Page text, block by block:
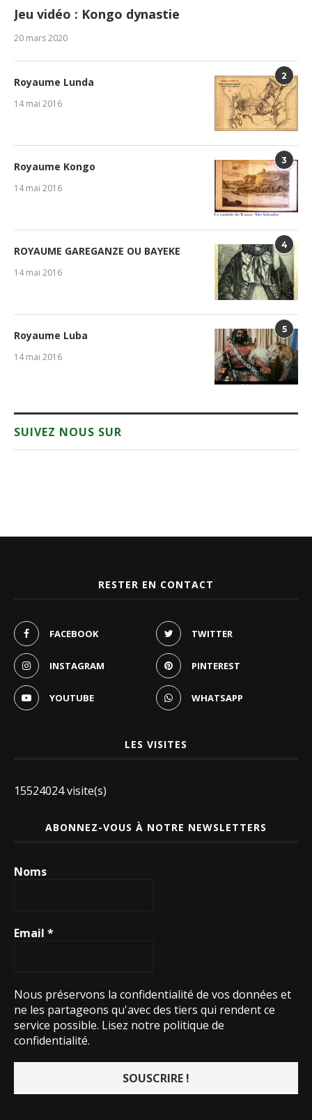
Jeu vidéo : Kongo dynastie
20 mars 2020
2
Royaume Lunda
14 mai 2016
3
Royaume Kongo
14 mai 2016
4
ROYAUME GAREGANZE OU BAYEKE
14 mai 2016
5
Royaume Luba
14 mai 2016
SUIVEZ NOUS SUR
RESTER EN CONTACT
FACEBOOK TWITTER
INSTAGRAM PINTEREST
YOUTUBE WHATSAPP
LES VISITES
15524024 visite(s)
ABONNEZ-VOUS À NOTRE NEWSLETTERS
Noms
Email *
Nous préservons la confidentialité de vos données et
ne les partageons qu'avec des tiers qui rendent ce
service possible. Lisez notre politique de
confidentialité.